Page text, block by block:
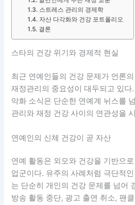
스트레스 관리의 경제학
자산 다각화와 건강 포트폴리오
결론
스타의 건강 위기와 경제적 현실
최근 연예인들의 건강 문제가 언론
재정관리의 중요성이 대두되고 있
악화 소식은 단순한 연예계 뉘스를
관리와 재정 건강 사이의 연관성을
연예인의 신체 건강이 곧 자산
연예 활동은 외모와 건강을 기반으
업군이다. 유주의 사례처럼 극단적
는 단순히 개인의 건강 문제를 넘어
방송 활동 중단, 광고 출연 취소, 팬